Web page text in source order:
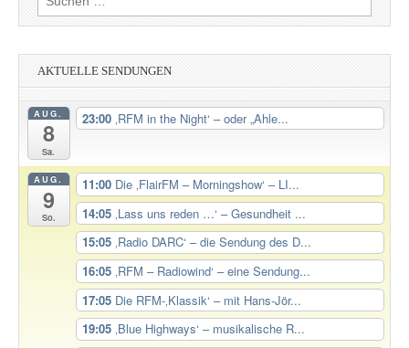
nach:
AKTUELLE SENDUNGEN
AUG.
8
Sa.
23:00 ‚RFM in the Night‘ – oder „Ahle...
AUG.
9
So.
11:00 Die ‚FlairFM – Morningshow‘ – LI...
14:05 ‚Lass uns reden …‘ – Gesundheit ...
15:05 ‚Radio DARC‘ – die Sendung des D...
16:05 ‚RFM – Radiowind‘ – eine Sendung...
17:05 Die RFM-‚Klassik‘ – mit Hans-Jör...
19:05 ‚Blue Highways‘ – musikalische R...